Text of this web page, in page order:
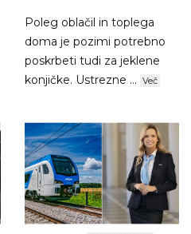
Poleg oblačil in toplega
doma je pozimi potrebno
poskrbeti tudi za jeklene
konjičke. Ustrezne ... Več